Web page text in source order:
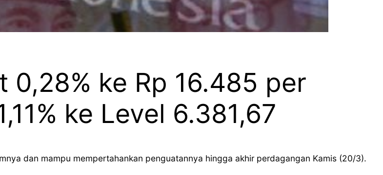
0,28% ke Rp 16.485 per
ke Level 6.381,67
dan mampu mempertahankan penguatannya hingga akhir perdagangan Kamis (20/3).